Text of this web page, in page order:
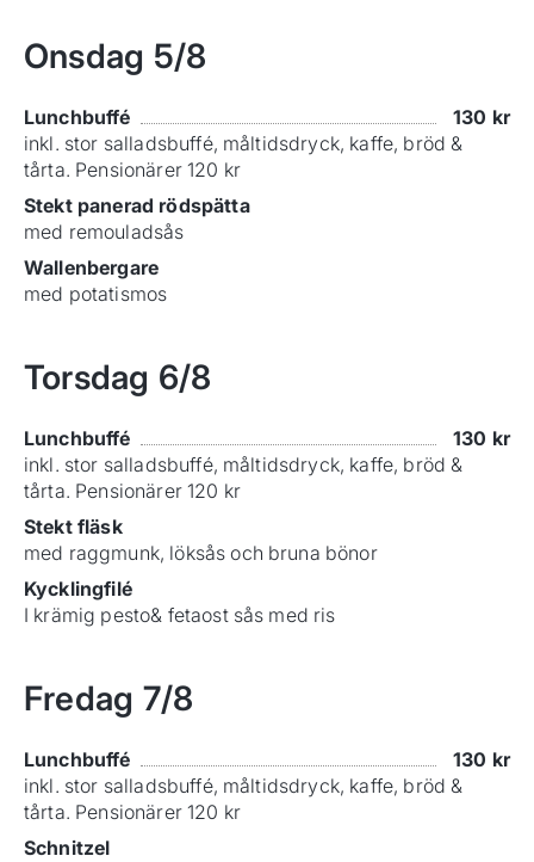
Onsdag 5/8
Lunchbuffé 130 kr
inkl. stor salladsbuffé, måltidsdryck, kaffe, bröd &
tårta. Pensionärer 120 kr
Stekt panerad rödspätta
med remouladsås
Wallenbergare
med potatismos
Torsdag 6/8
Lunchbuffé 130 kr
inkl. stor salladsbuffé, måltidsdryck, kaffe, bröd &
tårta. Pensionärer 120 kr
Stekt fläsk
med raggmunk, löksås och bruna bönor
Kycklingfilé
I krämig pesto& fetaost sås med ris
Fredag 7/8
Lunchbuffé 130 kr
inkl. stor salladsbuffé, måltidsdryck, kaffe, bröd &
tårta. Pensionärer 120 kr
Schnitzel